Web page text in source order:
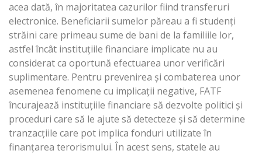
acea dată, în majoritatea cazurilor fiind transferuri
electronice. Beneficiarii sumelor păreau a fi studenţi
străini care primeau sume de bani de la familiile lor,
astfel încât instituţiile financiare implicate nu au
considerat ca oportună efectuarea unor verificări
suplimentare. Pentru prevenirea şi combaterea unor
asemenea fenomene cu implicaţii negative, FATF
încurajează instituţiile financiare să dezvolte politici şi
proceduri care să le ajute să detecteze şi să determine
tranzacţiile care pot implica fonduri utilizate în
finanţarea terorismului. În acest sens, statele au